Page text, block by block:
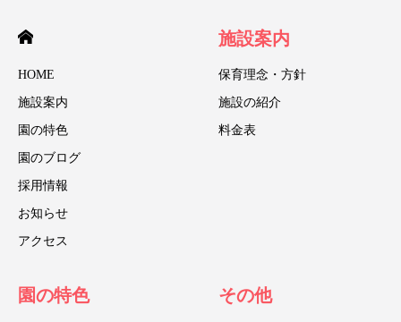
HOME
施設案内
園の特色
園のブログ
採用情報
お知らせ
アクセス
施設案内
保育理念・方針
施設の紹介
料金表
園の特色 その他